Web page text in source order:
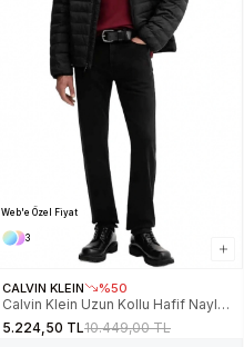
Web'e Özel Fiyat
3
CALVIN KLEIN %50
Calvin Klein Uzun Kollu Hafif Naylon
Kapitone Erkek Mont LV04LC506G-
UB1
5.224,50 TL10.449,00 TL